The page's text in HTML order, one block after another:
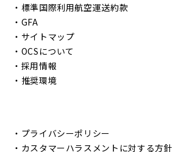
・ 標準国際利用航空運送約款
・ GFA
・ サイトマップ
・ OCSについて
・ 採用情報
・ 推奨環境
・ プライバシーポリシー
・ カスタマーハラスメントに対する方針